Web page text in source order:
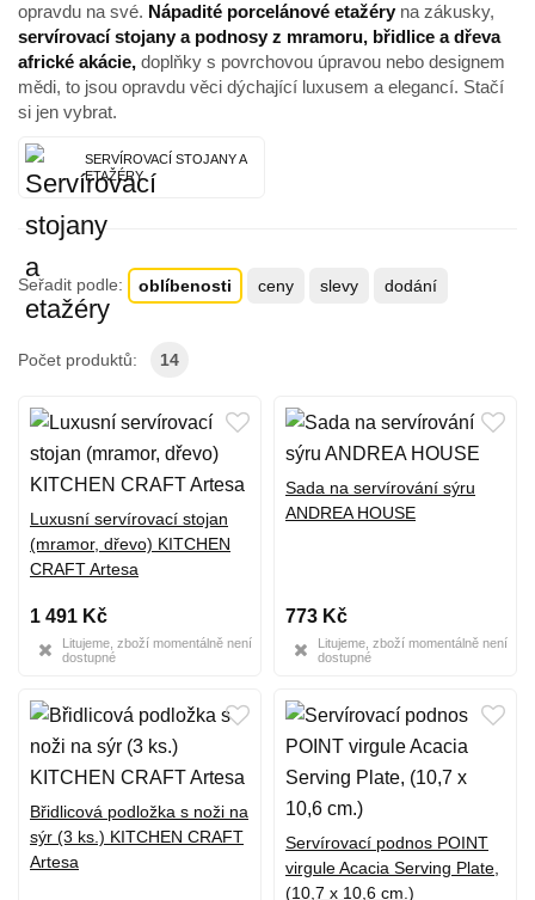
opravdu na své. Nápadité porcelánové etažéry na zákusky,
servírovací stojany a podnosy z mramoru, břidlice a dřeva
africké akácie, doplňky s povrchovou úpravou nebo designem
mědi, to jsou opravdu věci dýchající luxusem a elegancí. Stačí
si jen vybrat.
SERVÍROVACÍ STOJANY A
ETAŽÉRY
Seřadit podle: oblíbenosti ceny slevy dodání
Počet produktů: 14
Luxusní servírovací stojan
(mramor, dřevo) KITCHEN
CRAFT Artesa
1 491 Kč
Litujeme, zboží momentálně není
dostupné
Sada na servírování sýru
ANDREA HOUSE
773 Kč
Litujeme, zboží momentálně není
dostupné
Břidlicová podložka s noži na
sýr (3 ks.) KITCHEN CRAFT
Artesa
Servírovací podnos POINT
virgule Acacia Serving Plate,
(10,7 x 10,6 cm.)